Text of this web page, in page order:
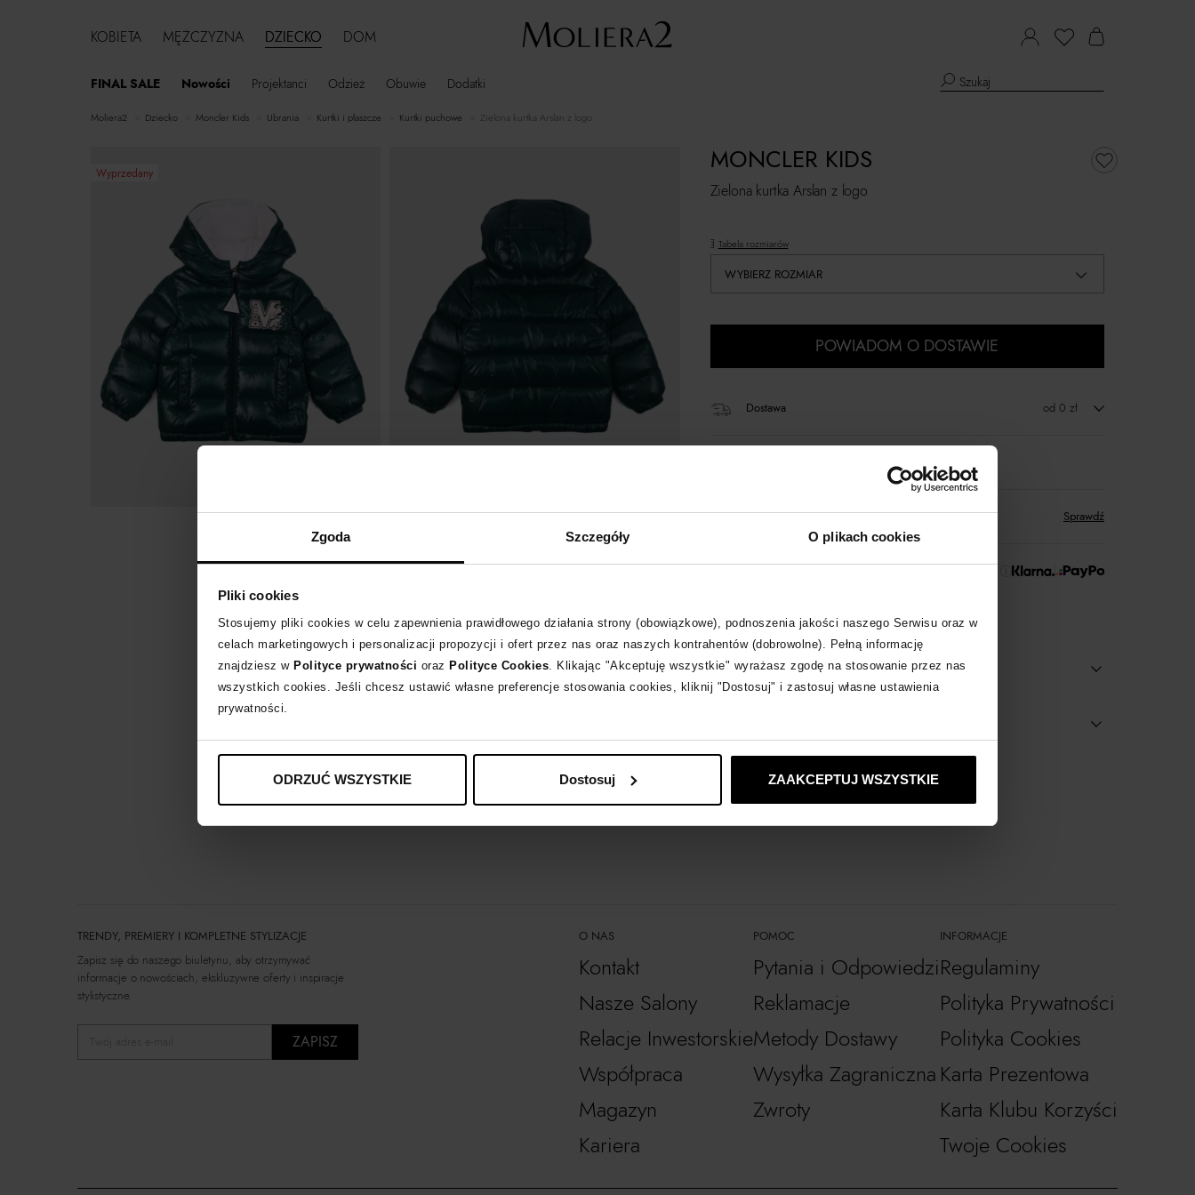
Zgoda Szczegóły O plikach cookies
Pliki cookies
Stosujemy pliki cookies w celu zapewnienia prawidłowego działania strony (obowiązkowe), podnoszenia jakości naszego Serwisu oraz w
celach marketingowych i personalizacji propozycji i ofert przez nas oraz naszych kontrahentów (dobrowolne). Pełną informację
znajdziesz w Polityce prywatności oraz Polityce Cookies. Klikając "Akceptuję wszystkie" wyrażasz zgodę na stosowanie przez nas
wszystkich cookies. Jeśli chcesz ustawić własne preferencje stosowania cookies, kliknij "Dostosuj" i zastosuj własne ustawienia
prywatności.
ODRZUĆ WSZYSTKIE Dostosuj ZAAKCEPTUJ WSZYSTKIE
KOBIETA MĘŻCZYZNA DZIECKO
FINAL SALE Nowości Projektanci Odzież Obuwie Dodatki
DOM
moliera2 dziecko Moncler Kids ubrania kurtki i płaszcze kurtki puchowe Zielona kurtka Arslan z logo
Wyprzedany
Zielona kurtka Arslan z logo
MONCLER KIDS
Tabela rozmiarów
WYBIERZ ROZMIAR
POWIADOM O DOSTAWIE
Dostawa od 0 zł
+321 punktówzyskujesz w Klubie Korzyści Sprawdź
Kup teraz, Zapłać później!
Opis produktu
TRENDY, PREMIERY I KOMPLETNE STYLIZACJE
Zapisz się do naszego biuletynu, aby otrzymywać
informacje o nowościach, ekskluzywne oferty i inspiracje
stylistyczne.
ZAPISZ
O NAS
Kontakt
Nasze Salony
Relacje Inwestorskie
Współpraca
Magazyn
Kariera
POMOC
Pytania i Odpowiedzi
Reklamacje
Metody Dostawy
Wysyłka Zagraniczna
Zwroty
INFORMACJE
Regulaminy
Polityka Prywatności
Polityka Cookies
Karta Prezentowa
Karta Klubu Korzyści
Twoje Cookies